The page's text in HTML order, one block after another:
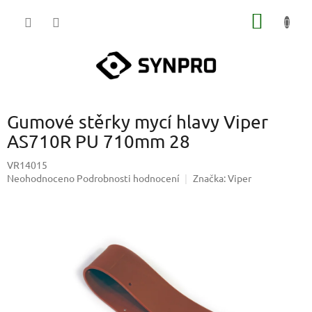
Gumové stěrky mycí hlavy Viper
AS710R PU 710mm 28
VR14015
Průměrné
Neohodnoceno Podrobnosti hodnocení Značka:Viper